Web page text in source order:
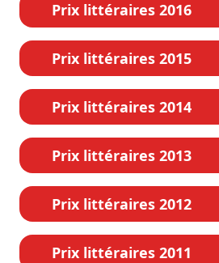
Prix littéraires 2016
Prix littéraires 2015
Prix littéraires 2014
Prix littéraires 2013
Prix littéraires 2012
Prix littéraires 2011